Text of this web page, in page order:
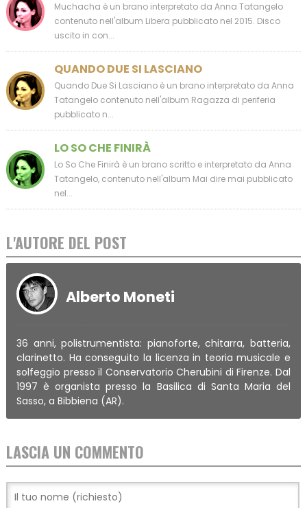
Muchacha è un brano interpretato da Anna Tatangelo
contenuto nell'album Libera pubblicato nel 2015. Disco
uscito in con...
QUANDO DUE SI LASCIANO
Quando Due Si Lasciano è un brano interpretato da Anna
Tatangelo contenuto nell'album Ragazza di periferia
pubblicato n...
LO SO CHE FINIRÀ
Lo So Che Finirà è un brano scritto e interpretato da Anna
Tatangelo, contenuto nell'album Mai dire mai pubblicato
nel...
L'AUTORE DEL POST
Alberto Moneti
36 anni, polistrumentista: pianoforte, chitarra, batteria,
clarinetto. Ha conseguito la licenza in teoria musicale e
solfeggio presso il Conservatorio Cherubini di Firenze. Dal
1997 è organista presso la Basilica di Santa Maria del
Sasso, a Bibbiena (AR).
LASCIA UN COMMENTO